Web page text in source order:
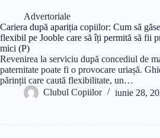
Advertoriale
Cariera după apariția copiilor: Cum să
flexibil pe Jooble care să îți permită să fii
mici (P)
Revenirea la serviciu după concediul de
paternitate poate fi o provocare uriașă.
părinții care caută flexibilitate, un…
Clubul Copiilor
iunie 28,